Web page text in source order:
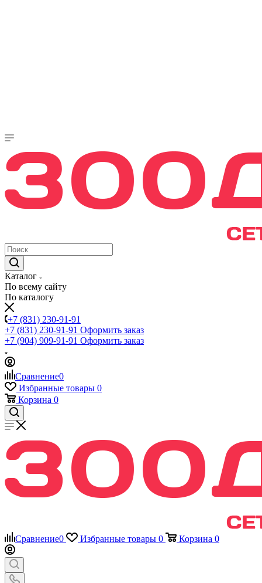
Каталог
По всему сайту
По каталогу
+7 (831) 230-91-91
+7 (831) 230-91-91 Оформить заказ
+7 (904) 909-91-91 Оформить заказ
Сравнение0
Избранные товары 0
Корзина 0
Сравнение0 Избранные товары 0 Корзина 0